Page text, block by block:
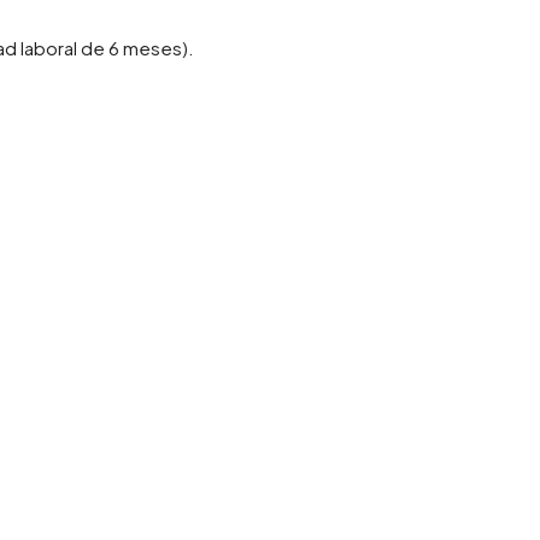
laboral de 6 meses).